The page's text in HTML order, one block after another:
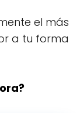
el más
a tu forma